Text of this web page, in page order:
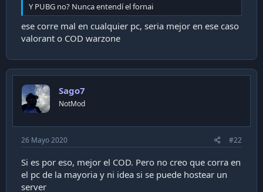
n
Y PUBG no? Nunca entendí el fornai
ese corre mal en cualquier pc, seria mejor en ese caso
valorant o COD warzone
Sago7
NotMod
26 Mayo 2020 #22
Si es por eso, mejor el COD. Pero no creo que corra en
el pc de la mayoria y ni idea si se puede hostear un
server